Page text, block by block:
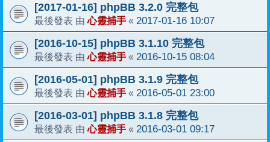
[2017-01-16] phpBB 3.2.0 完整包
最後發表 由心靈捕手 « 2017-01-16 10:07
[2016-10-15] phpBB 3.1.10 完整包
最後發表 由心靈捕手 « 2016-10-15 08:04
[2016-05-01] phpBB 3.1.9 完整包
最後發表 由心靈捕手 « 2016-05-01 23:00
[2016-03-01] phpBB 3.1.8 完整包
最後發表 由心靈捕手 « 2016-03-01 09:17